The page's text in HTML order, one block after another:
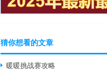
猜你想看的文章
暖暖挑战赛攻略